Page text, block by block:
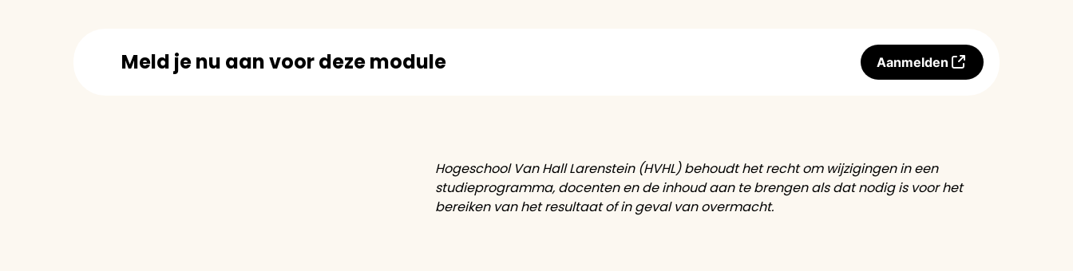
Meld je nu aan voor deze module Aanmelden
Hogeschool Van Hall Larenstein (HVHL) behoudt het recht om wijzigingen in een
studieprogramma, docenten en de inhoud aan te brengen als dat nodig is voor het
bereiken van het resultaat of in geval van overmacht.